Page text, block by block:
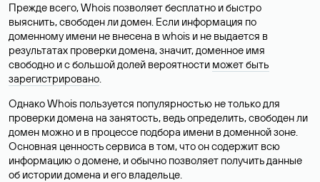
Прежде всего, Whois позволяет бесплатно и быстро
выяснить, свободен ли домен. Если информация по
доменному имени не внесена в whois и не выдается в
результатах проверки домена, значит, доменное имя
свободно и с большой долей вероятности может быть
зарегистрировано.
Однако Whois пользуется популярностью не только для
проверки домена на занятость, ведь определить, свободен ли
домен можно и в процессе подбора имени в доменной зоне.
Основная ценность сервиса в том, что он содержит всю
информацию о домене, и обычно позволяет получить данные
об истории домена и его владельце.